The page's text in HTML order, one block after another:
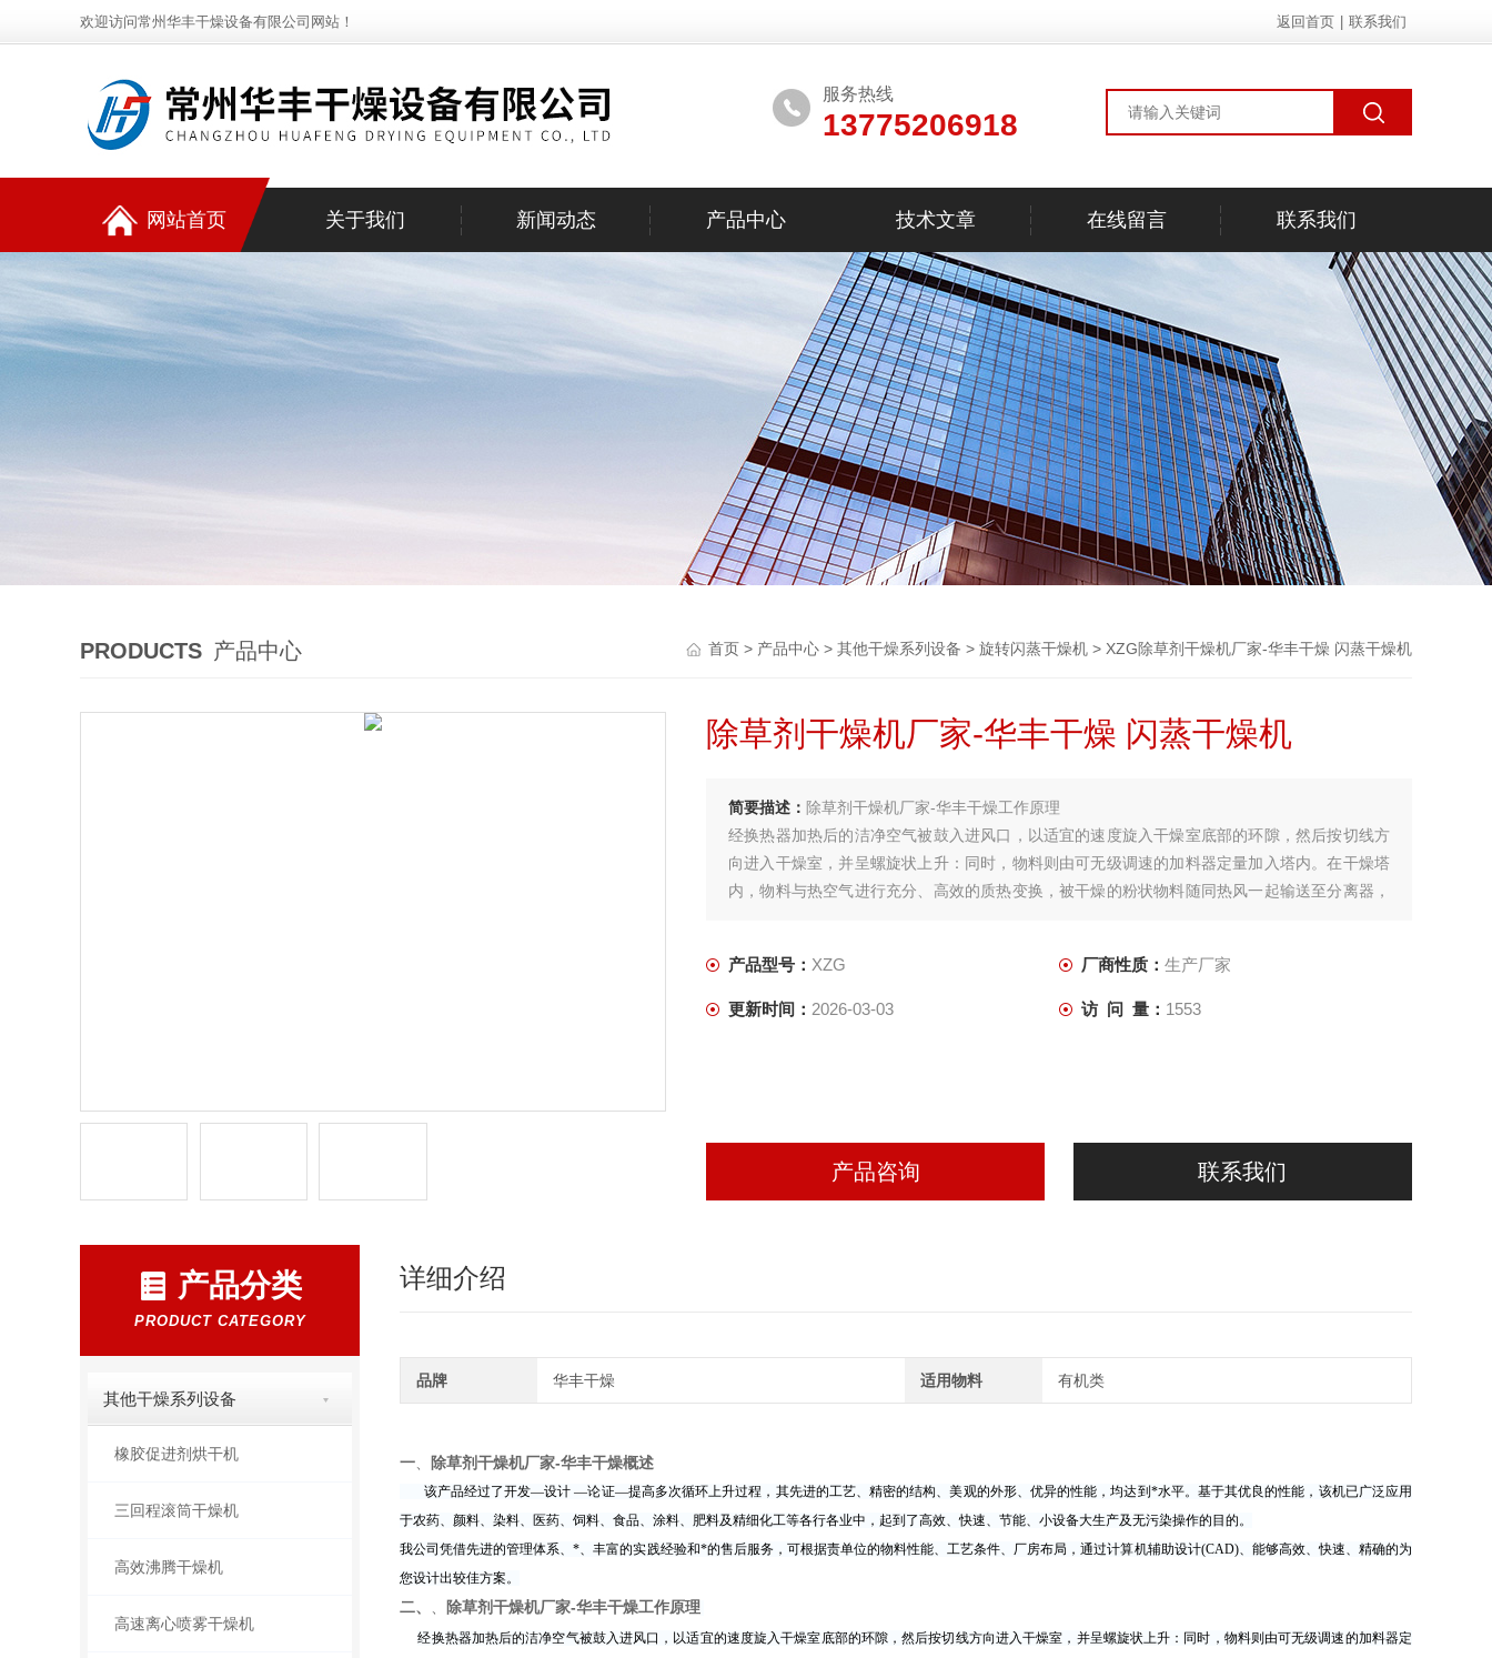
欢迎访问常州华丰干燥设备有限公司网站！ 返回首页 联系我们
服务热线
13775206918
网站首页 关于我们 新闻动态 产品中心 技术文章 在线留言 联系我们
PRODUCTS 产品中心 首页 > 产品中心 > 其他干燥系列设备 > 旋转闪蒸干燥机 > XZG除草剂干燥机厂家-华丰干燥 闪蒸干燥机
除草剂干燥机厂家-华丰干燥 闪蒸干燥机
简要描述： 除草剂干燥机厂家-华丰干燥工作原理
经换热器加热后的洁净空气被鼓入进风口，以适宜的速度旋入干燥室底部的环隙，然后按切线方
向进入干燥室，并呈螺旋状上升：同时，物料则由可无级调速的加料器定量加入塔内。在干燥塔
内，物料与热空气进行充分、高效的质热变换，被干燥的粉状物料随同热风一起输送至分离器，
产品型号： XZG 厂商性质： 生产厂家
更新时间： 2026-03-03 访 问 量： 1553
产品咨询 联系我们
产品分类
PRODUCT CATEGORY
其他干燥系列设备
橡胶促进剂烘干机
三回程滚筒干燥机
高效沸腾干燥机
高速离心喷雾干燥机
详细介绍
品牌 华丰干燥 适用物料 有机类
一 除草剂干燥机厂家-华丰干燥概述
该产品经过了开发—设计 —论证—提高多次循环上升过程，其先进的工艺、精密的结构、美观的外形、优异的性能，均达到*水平。基于其优良的性能，该机已广泛应用
于农药、颜料、染料、医药、饲料、食品、涂料、肥料及精细化工等各行各业中，起到了高效、快速、节能、小设备大生产及无污染操作的目的。
我公司凭借先进的管理体系、*、丰富的实践经验和*的售后服务，可根据责单位的物料性能、工艺条件、厂房布局，通过计算机辅助设计(CAD)、能够高效、快速、精确的为
您设计出较佳方案。
二、 除草剂干燥机厂家-华丰干燥工作原理
经换热器加热后的洁净空气被鼓入进风口，以适宜的速度旋入干燥室底部的环隙，然后按切线方向进入干燥室，并呈螺旋状上升：同时，物料则由可无级调速的加料器定